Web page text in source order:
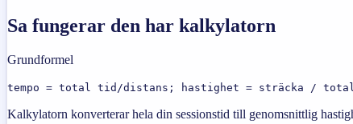
Sa fungerar den har kalkylatorn
Grundformel
tempo = total tid/distans; hastighet = sträcka /
Kalkylatorn konverterar hela din sessionstid till genomsnittlig